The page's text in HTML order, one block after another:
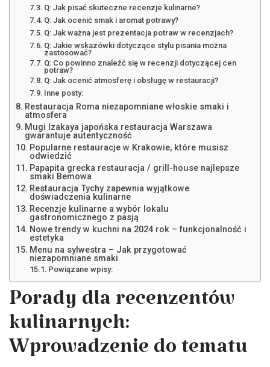
Q: Jak pisać skuteczne recenzje kulinarne?
Q: Jak ocenić smak i aromat potrawy?
Q: Jak ważna jest prezentacja potraw w recenzjach?
Q: Jakie wskazówki dotyczące stylu pisania można
zastosować?
Q: Co powinno znaleźć się w recenzji dotyczącej cen
potraw?
Q: Jak ocenić atmosferę i obsługę w restauracji?
Inne posty:
Restauracja Roma niezapomniane włoskie smaki i
atmosfera
Mugi Izakaya japońska restauracja Warszawa
gwarantuje autentyczność
Popularne restauracje w Krakowie, które musisz
odwiedzić
Papapita grecka restauracja / grill-house najlepsze
smaki Bemowa
Restauracja Tychy zapewnia wyjątkowe
doświadczenia kulinarne
Recenzje kulinarne a wybór lokalu
gastronomicznego z pasją
Nowe trendy w kuchni na 2024 rok – funkcjonalność i
estetyka
Menu na sylwestra – Jak przygotować
niezapomniane smaki
Powiązane wpisy:
Porady dla recenzentów
kulinarnych:
Wprowadzenie do tematu